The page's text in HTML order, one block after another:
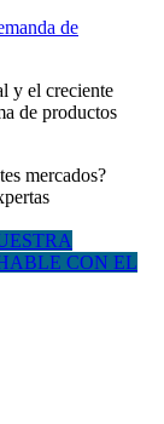
de
y el creciente
de productos
mercados?
CON EL